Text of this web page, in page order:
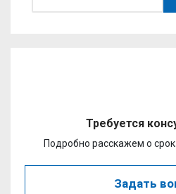
Требуется
Подробно расскажем о
Задать